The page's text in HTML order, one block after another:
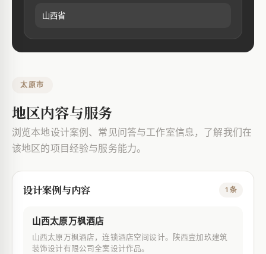
山西省
太原市
地区内容与服务
浏览本地设计案例、常见问答与工作室信息，了解我们在
该地区的项目经验与服务能力。
设计案例与内容 1 条
山西太原万枫酒店
山西太原万枫酒店，连锁酒店空间设计。陕西壹加玖建筑
装饰设计有限公司全案设计作品。